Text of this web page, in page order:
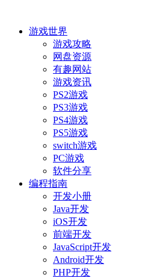
游戏世界
游戏攻略
网盘资源
有趣网站
游戏资讯
PS2游戏
PS3游戏
PS4游戏
PS5游戏
switch游戏
PC游戏
软件分享
编程指南
开发小册
Java开发
iOS开发
前端开发
JavaScript开发
Android开发
PHP开发